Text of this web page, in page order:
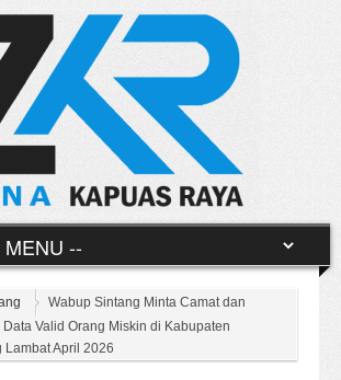
Wabup Sintang Minta Camat dan
Valid Orang Miskin di Kabupaten
Lambat April 2026